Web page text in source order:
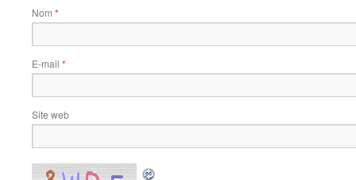
Nom *
E-mail *
Site web